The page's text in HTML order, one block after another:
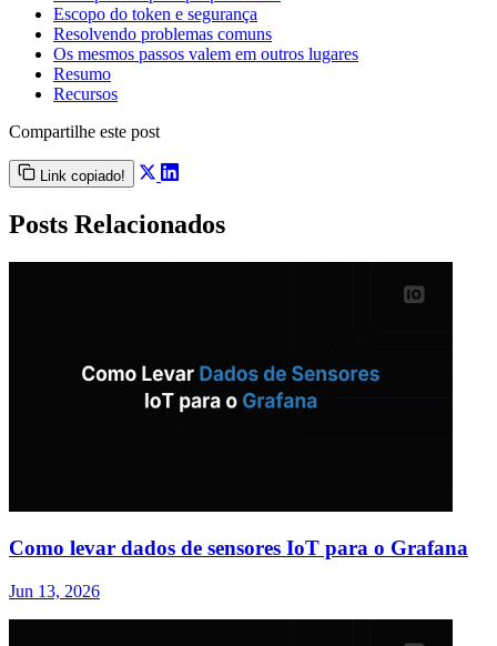
Escopo do token e segurança
Resolvendo problemas comuns
Os mesmos passos valem em outros lugares
Resumo
Recursos
Compartilhe este post
Link copiado!
Posts Relacionados
Como levar dados de sensores IoT para o Grafana
Jun 13, 2026